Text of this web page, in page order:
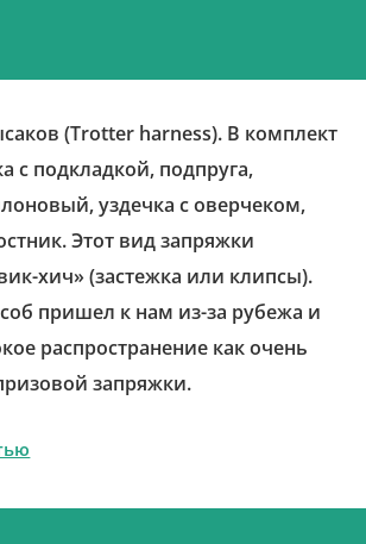
(Trotter harness). В комплект
с подкладкой, подпруга,
уздечка с оверчеком,
Этот вид запряжки
хич» (застежка или клипсы).
пришел к нам из-за рубежа и
распространение как очень
запряжки.